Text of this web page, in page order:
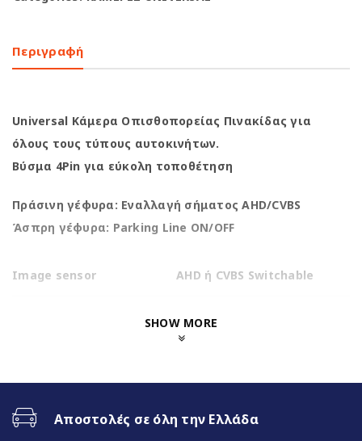
Περιγραφή
Universal Κάμερα Οπισθοπορείας Πινακίδας για
όλους τους τύπους αυτοκινήτων.
Βύσμα 4Pin για εύκολη τοποθέτηση
Πράσινη γέφυρα: Εναλλαγή σήματος AHD/CVBS
Άσπρη γέφυρα: Parking Line ON/OFF
Image sensor AHD ή CVBS Switchable
AHD1080-25fps / CVBS-NTSC
SHOW MORE
Αποστολές σε όλη την Ελλάδα